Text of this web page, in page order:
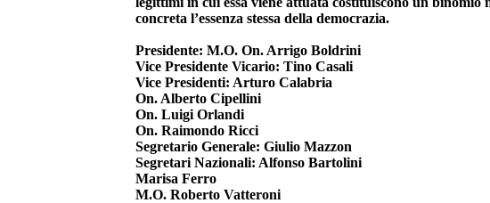
concreta l’essenza stessa della democrazia.
Presidente: M.O. On. Arrigo Boldrini
Vice Presidente Vicario: Tino Casali
Vice Presidenti: Arturo Calabria
On. Alberto Cipellini
On. Luigi Orlandi
On. Raimondo Ricci
Segretario Generale: Giulio Mazzon
Segretari Nazionali: Alfonso Bartolini
Marisa Ferro
M.O. Roberto Vatteroni